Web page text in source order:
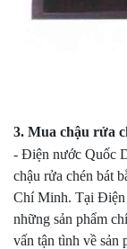
3. Mua chậu rửa
- Điện nước Quốc
chậu rửa chén bát
Chí Minh. Tại Điện
những sản phẩm
vấn tận tình về sản